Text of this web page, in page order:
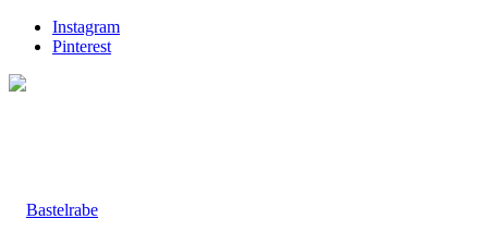
Instagram
Pinterest